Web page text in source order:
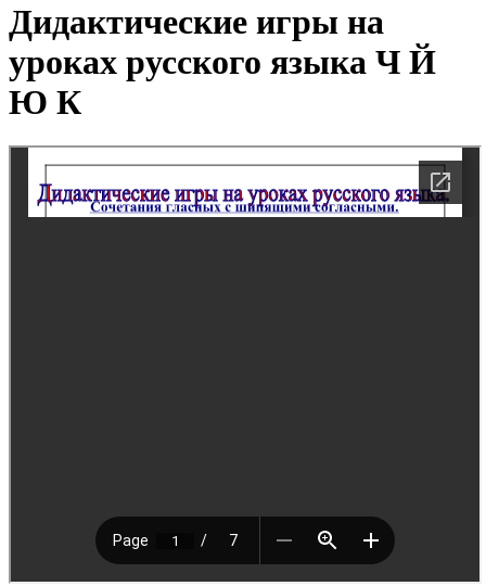
Дидактические игры на
уроках русского языка Ч Й
Ю К